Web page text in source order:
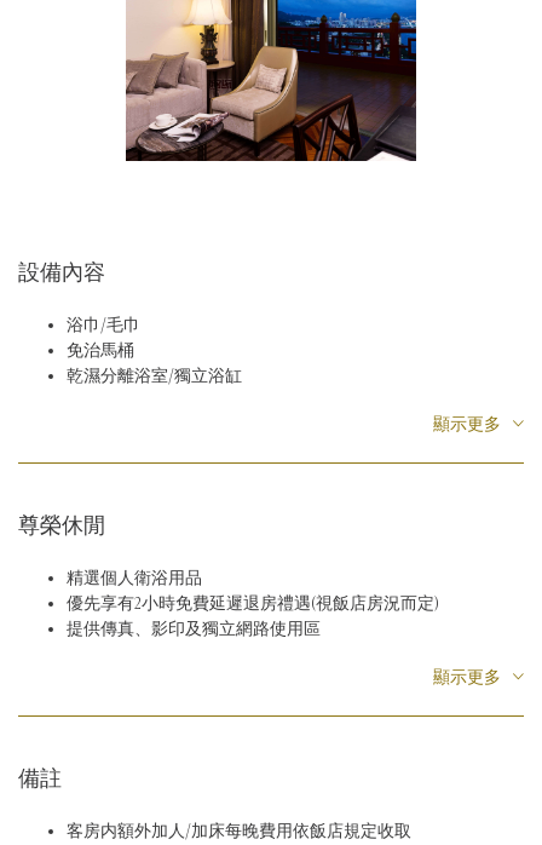
設備內容
浴巾/毛巾
免治馬桶
乾濕分離浴室/獨立浴缸
付費電視/電影頻道
電熱水壺
免費咖啡及茶包
每日客房內礦泉水
顯示更多
尊榮休閒
精選個人衛浴用品
優先享有2小時免費延遲退房禮遇(視飯店房況而定)
提供傳真、影印及獨立網路使用區
顯示更多
備註
客房内額外加人/加床每晚費用依飯店規定收取